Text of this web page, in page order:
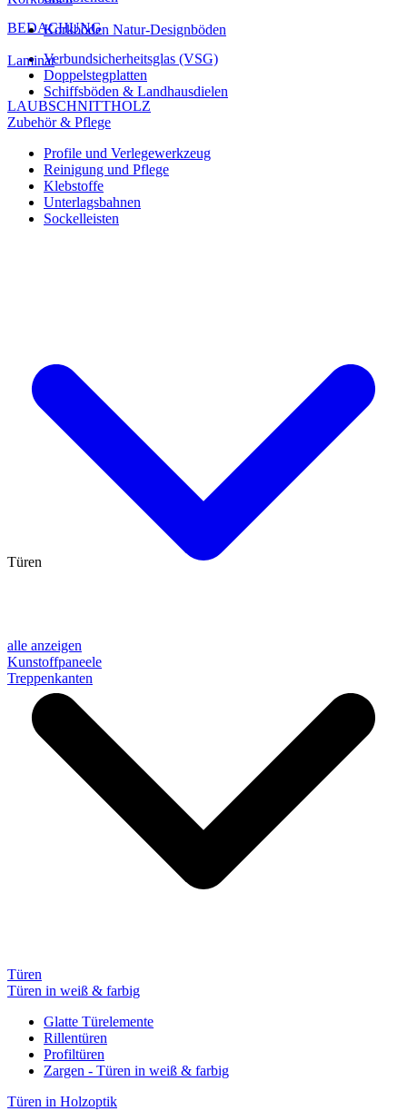
BEDACHUNG
Verbundsicherheitsglas (VSG)
Doppelstegplatten
LAUBSCHNITTHOLZ
Korkböden Natur-Designböden
Laminat
Schiffsböden & Landhausdielen
Zubehör & Pflege
Profile und Verlegewerkzeug
Reinigung und Pflege
Klebstoffe
Unterlagsbahnen
Sockelleisten
alle anzeigen
Kunstoffpaneele
Treppenkanten
Türen
Türen
Türen in weiß & farbig
Glatte Türelemente
Rillentüren
Profiltüren
Zargen - Türen in weiß & farbig
Türen in Holzoptik